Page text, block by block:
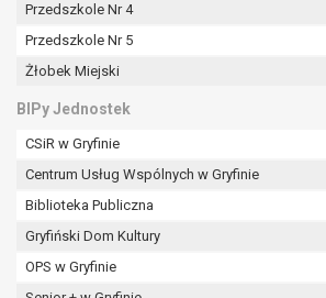
Przedszkole Nr 4
Przedszkole Nr 5
Żłobek Miejski
BIPy Jednostek
CSiR w Gryfinie
Centrum Usług Wspólnych w Gryfinie
Biblioteka Publiczna
Gryfiński Dom Kultury
OPS w Gryfinie